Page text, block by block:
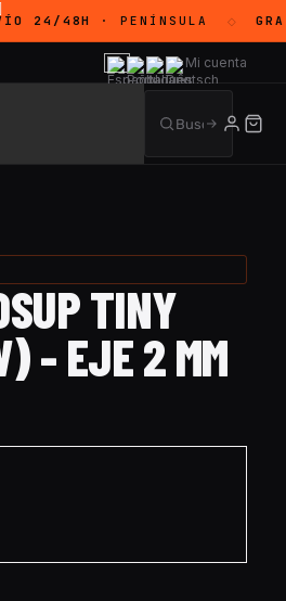
24/48H· PENÍNSULA
Mi cuenta
TINY
- EJE 2 MM